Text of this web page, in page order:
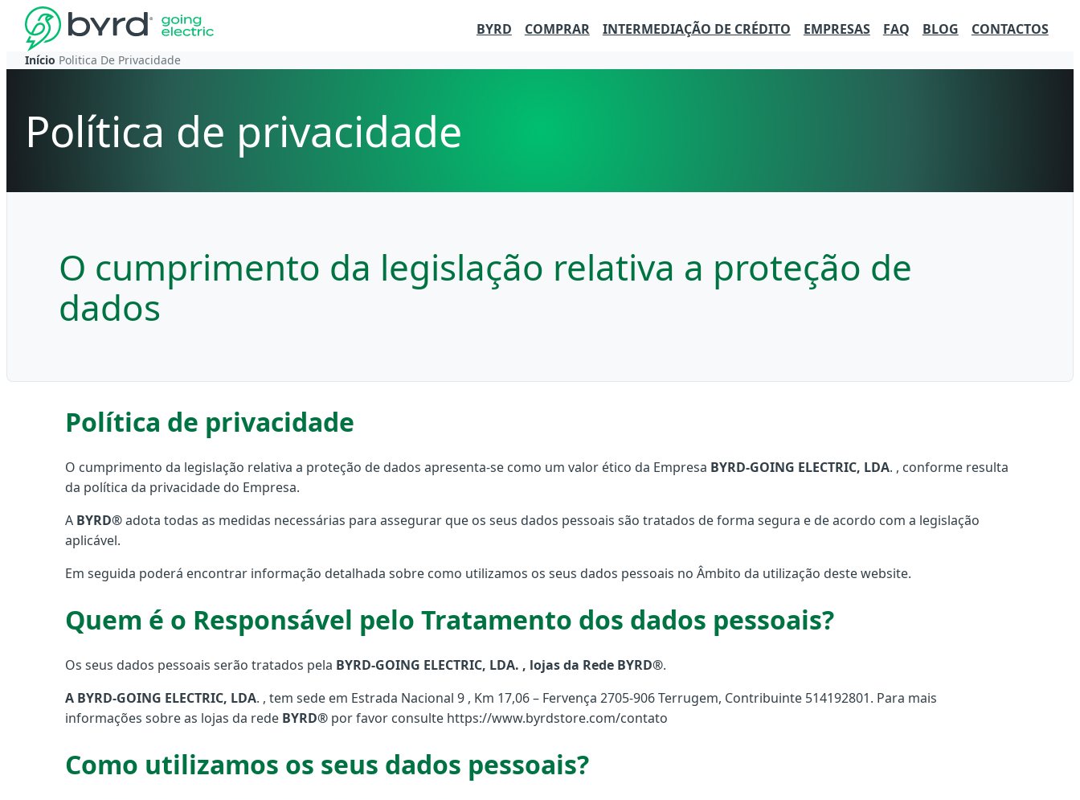
BYRD COMPRAR INTERMEDIAÇÃO DE CRÉDITO EMPRESAS FAQ BLOG CONTACTOS
Início Politica De Privacidade
Política de privacidade
O cumprimento da legislação relativa a proteção de
dados
Política de privacidade
O cumprimento da legislação relativa a proteção de dados apresenta-se como um valor ético da Empresa BYRD-GOING ELECTRIC, LDA. , conforme resulta
da política da privacidade do Empresa.
A BYRD®adota todas as medidas necessárias para assegurar que os seus dados pessoais são tratados de forma segura e de acordo com a legislação
aplicável.
Em seguida poderá encontrar informação detalhada sobre como utilizamos os seus dados pessoais no Âmbito da utilização deste website.
Quem é o Responsável pelo Tratamento dos dados pessoais?
Os seus dados pessoais serão tratados pela BYRD-GOING ELECTRIC, LDA. , lojas da Rede BYRD®.
A BYRD-GOING ELECTRIC, LDA. , tem sede em Estrada Nacional 9 , Km 17,06 – Fervença 2705-906 Terrugem, Contribuinte 514192801. Para mais
informações sobre as lojas da rede BYRD® por favor consulte https://www.byrdstore.com/contato
Como utilizamos os seus dados pessoais?